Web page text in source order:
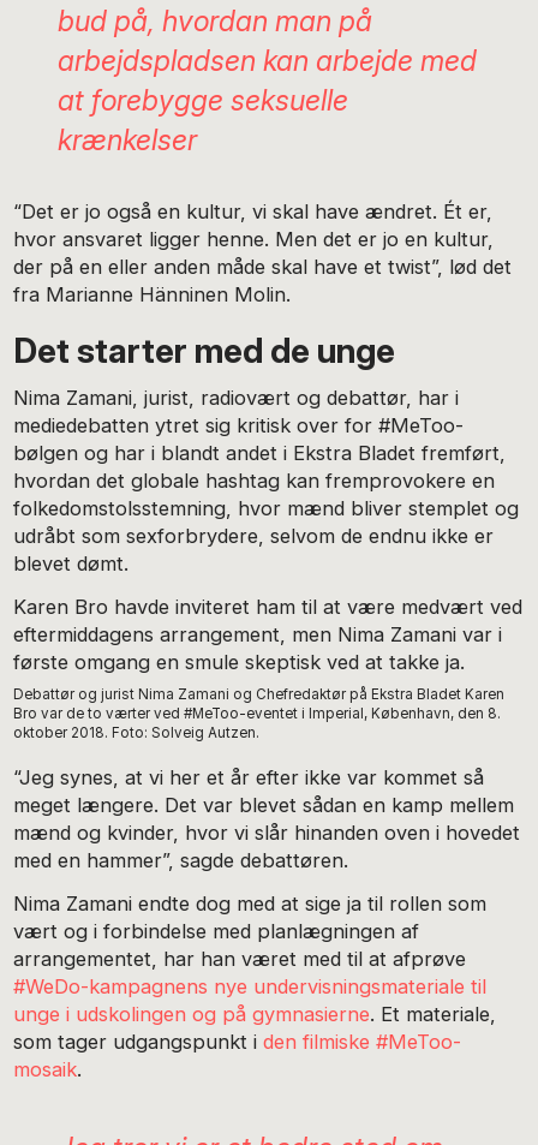
bud på, hvordan man på
arbejdspladsen kan arbejde med
at forebygge seksuelle
krænkelser
“Det er jo også en kultur, vi skal have ændret. Ét er,
hvor ansvaret ligger henne. Men det er jo en kultur,
der på en eller anden måde skal have et twist”, lød det
fra Marianne Hänninen Molin.
Det starter med de unge
Nima Zamani, jurist, radiovært og debattør, har i
mediedebatten ytret sig kritisk over for #MeToo-
bølgen og har i blandt andet i Ekstra Bladet fremført,
hvordan det globale hashtag kan fremprovokere en
folkedomstolsstemning, hvor mænd bliver stemplet og
udråbt som sexforbrydere, selvom de endnu ikke er
blevet dømt.
Karen Bro havde inviteret ham til at være medvært ved
eftermiddagens arrangement, men Nima Zamani var i
første omgang en smule skeptisk ved at takke ja.
Debattør og jurist Nima Zamani og Chefredaktør på Ekstra Bladet Karen
Bro var de to værter ved #MeToo-eventet i Imperial, København, den 8.
oktober 2018. Foto: Solveig Autzen.
“Jeg synes, at vi her et år efter ikke var kommet så
meget længere. Det var blevet sådan en kamp mellem
mænd og kvinder, hvor vi slår hinanden oven i hovedet
med en hammer”, sagde debattøren.
Nima Zamani endte dog med at sige ja til rollen som
vært og i forbindelse med planlægningen af
arrangementet, har han været med til at afprøve
#WeDo-kampagnens nye undervisningsmateriale til
unge i udskolingen og på gymnasierne. Et materiale,
som tager udgangspunkt iden filmiske #MeToo-
mosaik.